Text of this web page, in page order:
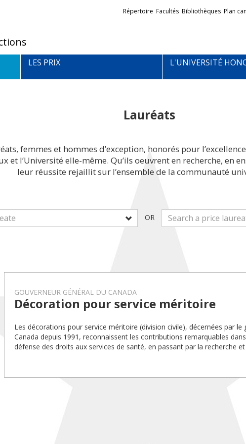
Liens
externes
Répertoire Facultés Bibliothèques Plan
LES PRIX L'UNIVERSITÉ
Lauréats
femmes et hommes d’exception, honorés pour
et l’Université elle-même. Qu’ils oeuvrent en recherche, en
leur réussite rejaillit sur l’ensemble de la communauté
OR
GOUVERNEUR GÉNÉRAL DU CANADA
Décoration pour service méritoire
Les décorations pour service méritoire (division civile), décernées par le
Canada depuis 1991, reconnaissent les contributions remarquables
défense des droits aux services de santé, en passant par la recherche et